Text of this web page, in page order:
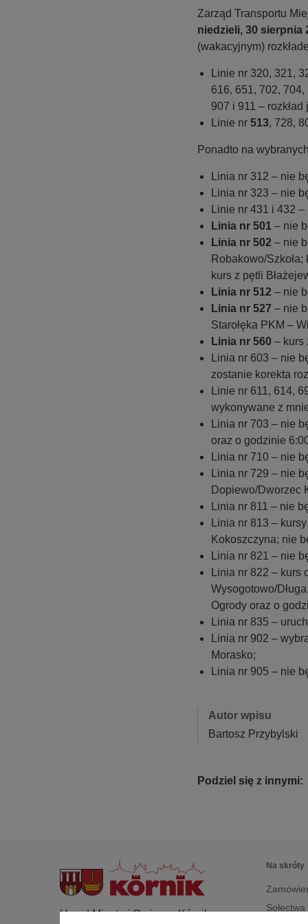
Zarząd Transportu
niedzieli, 30 sierpnia
(wakacyjnym)
Linie nr 320, 321,
616, 651, 702,
907 i 911 –
Linie nr 513, 728,
Ponadto na
Linia nr 312 – nie
Linia nr 323 – nie
Linie nr 431 i 432
Linia nr 501 – nie
Linia nr 502 – nie
Robakowo/
kurs z pętli
Linia nr 512 – nie
Linia nr 527 – nie
Starołęka PKM –
Linia nr 560 – kurs
Linia nr 603 – nie
zostanie korekta
Linie nr 611, 614,
wykonywane z
Linia nr 703 – nie
oraz o godzinie
Linia nr 710 – nie
Linia nr 729 – nie
Dopiewo/Dworzec
Linia nr 811 – nie
Linia nr 813 –
Kokoszczyna; nie
Linia nr 821 – nie
Linia nr 822 –
Wysogotowo/
Ogrody oraz o
Linia nr 835 –
Linia nr 902 –
Morasko;
Linia nr 905 – nie
Autor wpisu
Bartosz Przybylski
Podziel się z innymi:
Urząd Miasta i Gminy w Kórniku
Na skróty
Sołectwa